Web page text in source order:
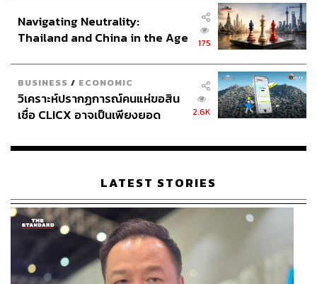
Navigating Neutrality:
Thailand and China in the Age
175
BUSINESS / ECONOMIC
วิเคราะห์ปรากฏการณ์คนแห่ขอสิน
เชื่อ CLICX อาจเป็นเพียงยอด
เรือนไทยที่ถูกซุกไว้
2.6K
LATEST STORIES